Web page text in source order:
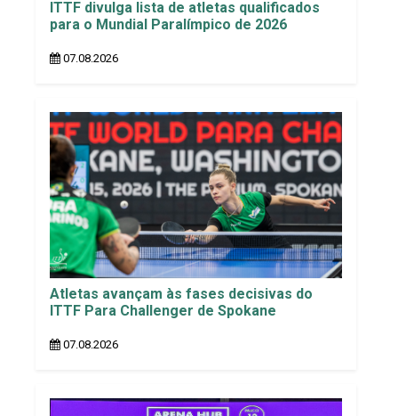
ITTF divulga lista de atletas qualificados
para o Mundial Paralímpico de 2026
07.08.2026
Atletas avançam às fases decisivas do
ITTF Para Challenger de Spokane
07.08.2026